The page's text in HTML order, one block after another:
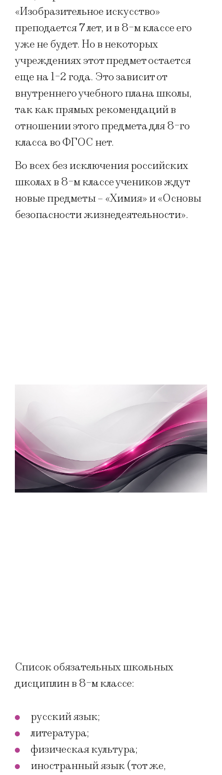
«Изобразительное искусство»
преподается 7 лет, и в 8-м классе его
уже не будет. Но в некоторых
учреждениях этот предмет остается
еще на 1-2 года. Это зависит от
внутреннего учебного плана школы,
так как прямых рекомендаций в
отношении этого предмета для 8-го
класса во ФГОС нет.
Во всех без исключения российских
школах в 8-м классе учеников ждут
новые предметы – «Химия» и «Основы
безопасности жизнедеятельности».
Список обязательных школьных
дисциплин в 8-м классе:
русский язык;
литература;
физическая культура;
иностранный язык (тот же,